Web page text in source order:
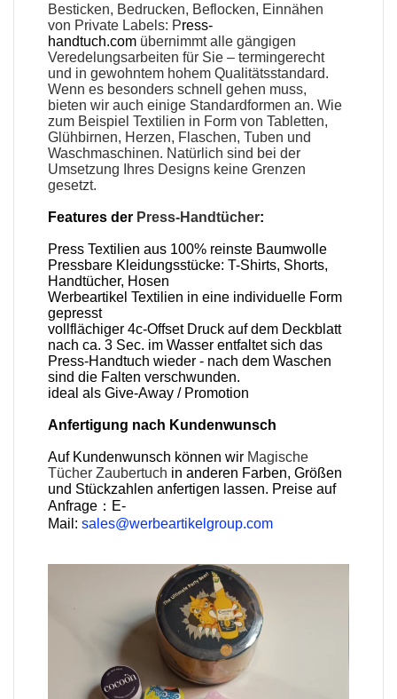
Besticken, Bedrucken, Beflocken, Einnähen
von Private Labels: Press-
handtuch.com übernimmt alle gängigen
Veredelungsarbeiten für Sie – termingerecht
und in gewohntem hohem Qualitätsstandard.
Wenn es besonders schnell gehen muss,
bieten wir auch einige Standardformen an. Wie
zum Beispiel Textilien in Form von Tabletten,
Glühbirnen, Herzen, Flaschen, Tuben und
Waschmaschinen. Natürlich sind bei der
Umsetzung Ihres Designs keine Grenzen
gesetzt.
Features der Press-Handtücher:
Press Textilien aus 100% reinste Baumwolle
Pressbare Kleidungsstücke: T-Shirts, Shorts,
Handtücher, Hosen
Werbeartikel Textilien in eine individuelle Form
gepresst
vollflächiger 4c-Offset Druck auf dem Deckblatt
nach ca. 3 Sec. im Wasser entfaltet sich das
Press-Handtuch wieder - nach dem Waschen
sind die Falten verschwunden.
ideal als Give-Away / Promotion
Anfertigung nach Kundenwunsch
Auf Kundenwunsch können wir Magische
Tücher Zaubertuch in anderen Farben, Größen
und Stückzahlen anfertigen lassen. Preise auf
Anfrage：E-
Mail:sales@werbeartikelgroup.com